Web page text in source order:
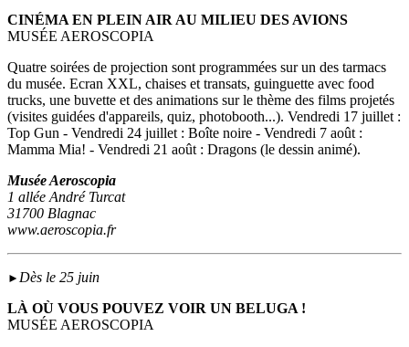
CINÉMA EN PLEIN AIR AU MILIEU DES AVIONS
MUSÉE AEROSCOPIA
Quatre soirées de projection sont programmées sur un des tarmacs
du musée. Ecran XXL, chaises et transats, guinguette avec food
trucks, une buvette et des animations sur le thème des films projetés
(visites guidées d'appareils, quiz, photobooth...). Vendredi 17 juillet :
Top Gun - Vendredi 24 juillet : Boîte noire - Vendredi 7 août :
Mamma Mia! - Vendredi 21 août : Dragons (le dessin animé).
Musée Aeroscopia
1 allée André Turcat
31700 Blagnac
www.aeroscopia.fr
► Dès le 25 juin
LÀ OÙ VOUS POUVEZ VOIR UN BELUGA !
MUSÉE AEROSCOPIA